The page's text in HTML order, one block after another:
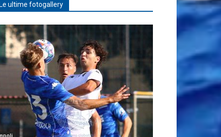
ultime fotogallery